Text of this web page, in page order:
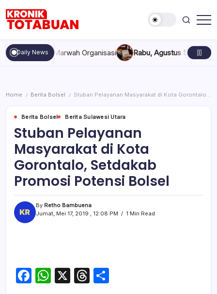
content
Totabuan
hari
ini
Kronik
Daily News
dan Marwah Organisasi Rabu, Agustus 5, 2026 , 11:44
Home / Berita Bolsel / Stuban Pelayanan Masyarakat di Kota Gorontalo, Setdakab Promosi Potensi Bolsel
Berita Bolsel Berita Sulawesi Utara
Stuban Pelayanan
Masyarakat di Kota
Gorontalo, Setdakab
Promosi Potensi Bolsel
By Retho Bambuena
Jumat, Mei 17, 2019 , 12:08 PM
1 Min Read
F
W X
T